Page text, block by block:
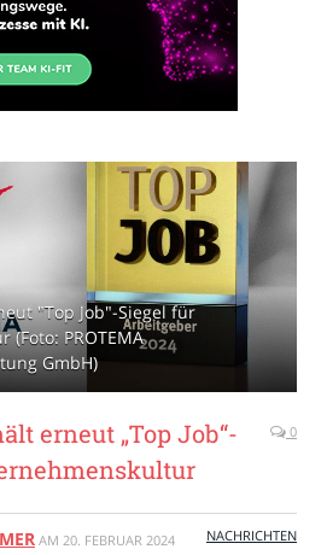
"Top Job"-Siegel für
PROTEMA
GmbH)
erneut „Top Job“-
0
AM 20. FEBRUAR 2024 NACHRICHTEN